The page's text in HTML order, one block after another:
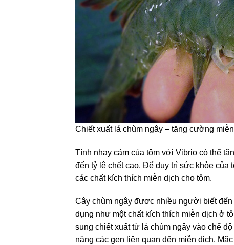
Chiết xuất lá chùm ngây – tăng cường
Tính nhạy cảm của tôm với Vibrio có thể
đến tỷ lệ chết cao. Để duy trì sức khỏe
các chất kích thích miễn dịch cho tôm.
Cây chùm ngây được nhiều người biết
dụng như một chất kích thích miễn dịch ở
sung chiết xuất từ lá chùm ngây vào chế
năng các gen liên quan đến miễn dịch.